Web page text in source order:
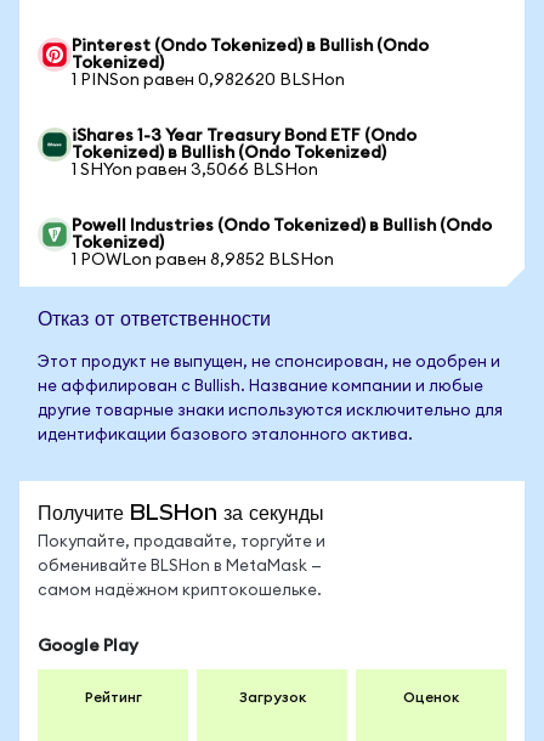
Pinterest (Ondo Tokenized) в Bullish (Ondo
Tokenized)
1 PINSon равен 0,982620 BLSHon
iShares 1-3 Year Treasury Bond ETF (Ondo
Tokenized) в Bullish (Ondo Tokenized)
1 SHYon равен 3,5066 BLSHon
Powell Industries (Ondo Tokenized) в Bullish (Ondo
Tokenized)
1 POWLon равен 8,9852 BLSHon
Отказ от ответственности
Этот продукт не выпущен, не спонсирован, не одобрен и
не аффилирован с Bullish. Название компании и любые
другие товарные знаки используются исключительно для
идентификации базового эталонного актива.
Получите BLSHon за секунды
Покупайте, продавайте, торгуйте и
обменивайте BLSHon в MetaMask —
самом надёжном криптокошельке.
Google Play
Рейтинг Загрузок Оценок